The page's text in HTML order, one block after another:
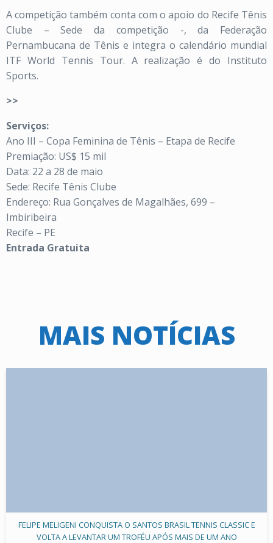
A competição também conta com o apoio do Recife Tênis
Clube – Sede da competição -, da Federação
Pernambucana de Tênis e integra o calendário mundial
ITF World Tennis Tour. A realização é do Instituto
Sports.
>>
Serviços:
Ano III – Copa Feminina de Tênis – Etapa de Recife
Premiação: US$ 15 mil
Data: 22 a 28 de maio
Sede: Recife Tênis Clube
Endereço: Rua Gonçalves de Magalhães, 699 –
Imbiribeira
Recife – PE
Entrada Gratuita
MAIS NOTÍCIAS
FELIPE MELIGENI CONQUISTA O SANTOS BRASIL TENNIS CLASSIC E
VOLTA A LEVANTAR UM TROFÉU APÓS MAIS DE UM ANO